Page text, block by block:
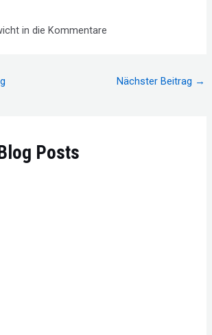
in die Kommentare
Nächster Beitrag →
Posts